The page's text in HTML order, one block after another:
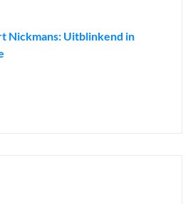
Nickmans: Uitblinkend in